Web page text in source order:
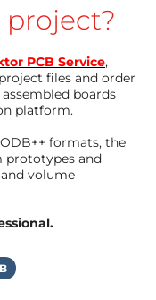
PCB Service,
files and order
boards
platform.
formats, the
prototypes and
volume